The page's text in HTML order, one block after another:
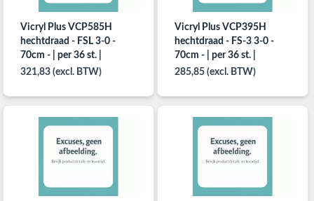
Vicryl Plus VCP585H
hechtdraad - FSL 3-0 -
70cm - | per 36 st. |
321,83 (excl. BTW)
Vicryl Plus VCP395H
hechtdraad - FS-3 3-0 -
70cm - | per 36 st. |
285,85 (excl. BTW)